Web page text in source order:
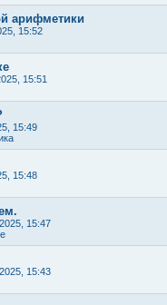
арифметики
15:52
15:51
15:49
15:48
15:47
15:43